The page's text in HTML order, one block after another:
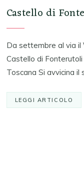
Castello di
Da settembre al via il
Castello di Fonterutoli
Toscana Si avvicina
LEGGI ARTICOLO